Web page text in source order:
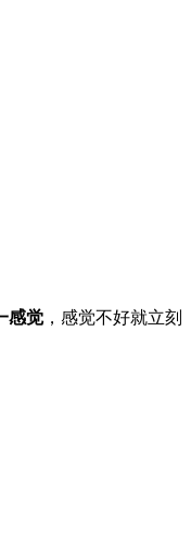
感觉，感觉不好就立刻